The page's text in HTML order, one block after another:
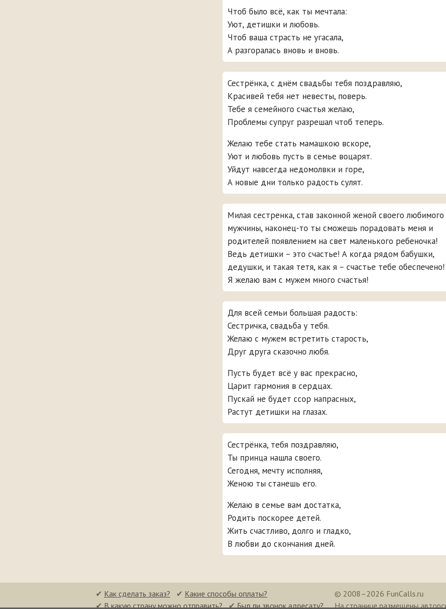
Чтоб было всё, как ты мечтала:
Уют, детишки и любовь.
Чтоб ваша страсть не угасала,
А разгоралась вновь и вновь.
Сестрёнка, с днём свадьбы тебя поздравляю,
Красивей тебя нет невесты, поверь.
Тебе я семейного счастья желаю,
Проблемы супруг разрешал чтоб теперь.
Желаю тебе стать мамашкою вскоре,
Уют и любовь пусть в семье воцарят.
Уйдут навсегда недомолвки и горе,
А новые дни только радость сулят.
Милая сестренка, став законной женой своего любимого
мужчины, наконец-то ты сможешь порадовать меня и
родителей появлением на свет маленького ребеночка!
Ведь детишки – это счастье! А когда рядом бабушки,
дедушки, и такая тетя, как я – счастье тебе обеспечено!
Я желаю вам с мужем много счастья!
Для всей семьи большая радость:
Сестричка, свадьба у тебя.
Желаю с мужем встретить старость,
Друг друга сказочно любя.
Пусть будет всё у вас прекрасно,
Царит гармония в сердцах.
Пускай не будет ссор напрасных,
Растут детишки на глазах.
Сестрёнка, тебя поздравляю,
Ты принца нашла своего.
Сегодня, мечту исполняя,
Женою ты станешь его.
Желаю в семье вам достатка,
Родить поскорее детей.
Жить счастливо, долго и гладко,
В любви до скончания дней.
✔ Как сделать заказ? ✔ Какие способы оплаты?
✔В какую страну можно отправить? ✔Был ли звонок адресату?
© 2008–2026 FunCalls.ru
На странице размещены